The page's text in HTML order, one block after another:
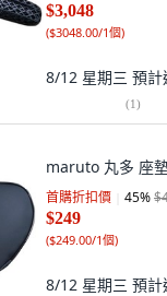
$3,048
($3048.00/1個)
8/12 星期三 預計
(1)
maruto 丸多 座
首購折扣價 45%
$249
($249.00/1個)
8/12 星期三 預計